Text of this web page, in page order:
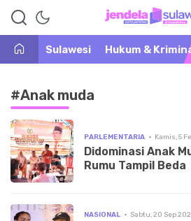
Jendela Sulawesi
Warta Peristiwa di
Sulawesi
Hukum &
#Anak muda
PARLEMENTARIA Kamis, 5
Didominasi Anak
Rumu Tampil Beda
NASIONAL Sabtu, 20 Sep